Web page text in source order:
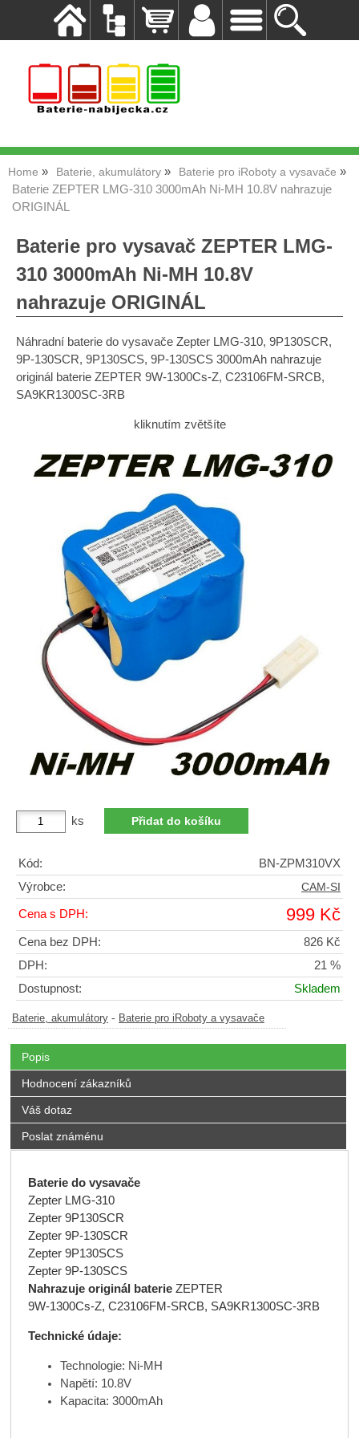
Home Baterie, akumulátory Baterie pro iRoboty a vysavače
Baterie ZEPTER LMG-310 3000mAh Ni-MH 10.8V nahrazuje
ORIGINÁL
Baterie pro vysavač ZEPTER LMG-
310 3000mAh Ni-MH 10.8V
nahrazuje ORIGINÁL
Náhradní baterie do vysavače Zepter LMG-310, 9P130SCR,
9P-130SCR, 9P130SCS, 9P-130SCS 3000mAh nahrazuje
originál baterie ZEPTER 9W-1300Cs-Z, C23106FM-SRCB,
SA9KR1300SC-3RB
kliknutím zvětšíte
ks
Kód:
BN-ZPM310VX
Výrobce:
CAM-SI
Cena s DPH: 999 Kč
Cena bez DPH:
826 Kč
DPH:
21 %
Dostupnost:
Skladem
Baterie, akumulátory - Baterie pro iRoboty a vysavače
Popis
Hodnocení zákazníků
Váš dotaz
Poslat známénu
Baterie do vysavače
Zepter LMG-310
Zepter 9P130SCR
Zepter 9P-130SCR
Zepter 9P130SCS
Zepter 9P-130SCS
Nahrazuje originál baterie ZEPTER
9W-1300Cs-Z, C23106FM-SRCB, SA9KR1300SC-3RB
Technické údaje:
Technologie: Ni-MH
Napětí: 10.8V
Kapacita: 3000mAh